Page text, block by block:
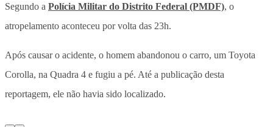
Segundo a Polícia Militar do Distrito Federal (PMDF), o
atropelamento aconteceu por volta das 23h.
Após causar o acidente, o homem abandonou o carro, um Toyota
Corolla, na Quadra 4 e fugiu a pé. Até a publicação desta
reportagem, ele não havia sido localizado.